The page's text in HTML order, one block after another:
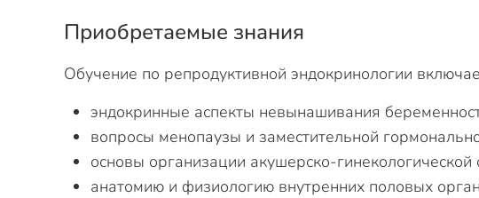
Приобретаемые знания
Обучение по репродуктивной эндокринологии
эндокринные аспекты невынашивания
вопросы менопаузы и заместительной
основы организации акушерско-
анатомию и физиологию внутренних половых